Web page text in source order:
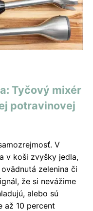
Tyčový mixér
potravinovej
V
v koši zvyšky jedla,
zelenina či
že si nevážime
alebo sú
až 10 percent